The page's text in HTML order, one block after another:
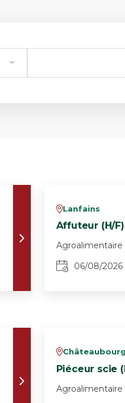
vLanfains
Affuteur (H/F)
06/08/2026
vChâteaubourg
Piéceur scie